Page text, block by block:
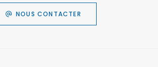
NOUS CONTACTER